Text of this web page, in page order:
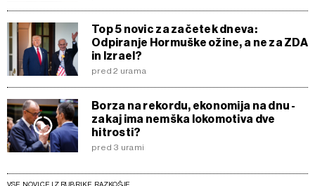
Top 5 novic za začetek dneva:
Odpiranje Hormuške ožine, a ne za ZDA
in Izrael?
pred 2 urama
Borza na rekordu, ekonomija na dnu -
zakaj ima nemška lokomotiva dve
hitrosti?
pred 3 urami
VSE NOVICE IZ RUBRIKE RAZKOŠJE